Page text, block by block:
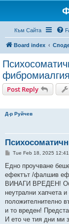
Към Сайта
Board index
Post Reply
Д-р Руйчев
P
s
Tue Feb 18, 2025
Едно проучване
ефектът /фалшив
ВИНАГИ ВРЕДЕН!
неутрални хапчета
положителнително
и то вреден!
И ето че тия дни ми